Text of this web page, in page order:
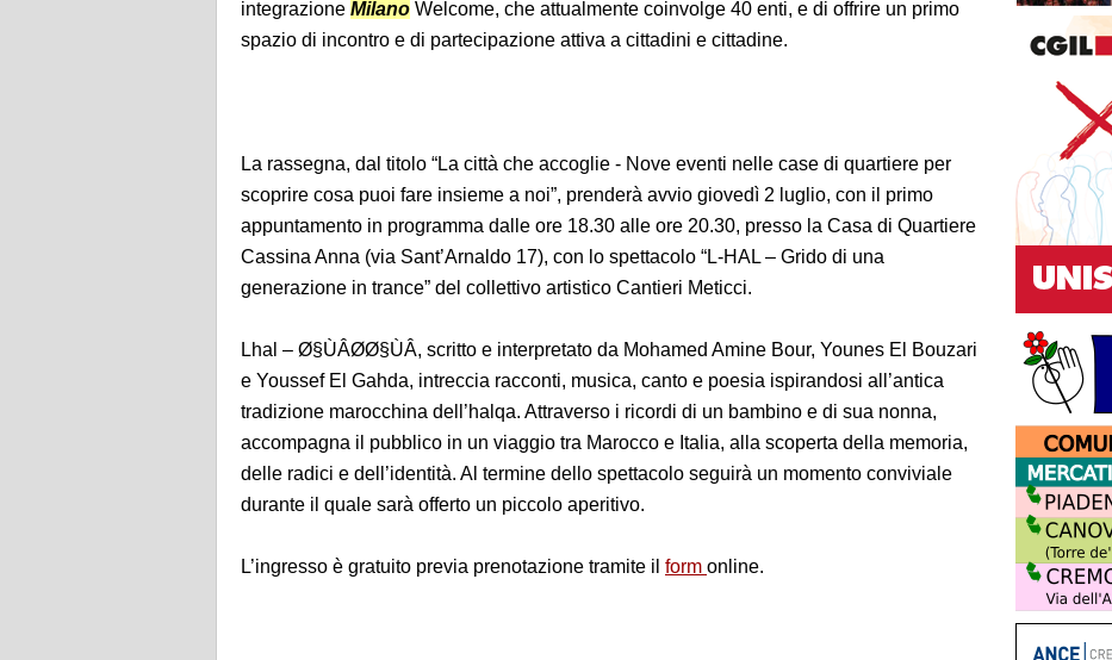
integrazione Milano Welcome, che attualmente coinvolge 40 enti, e di offrire un primo
spazio di incontro e di partecipazione attiva a cittadini e cittadine.
La rassegna, dal titolo “La città che accoglie - Nove eventi nelle case di quartiere per
scoprire cosa puoi fare insieme a noi”, prenderà avvio giovedì 2 luglio, con il primo
appuntamento in programma dalle ore 18.30 alle ore 20.30, presso la Casa di Quartiere
Cassina Anna (via Sant’Arnaldo 17), con lo spettacolo “L-HAL – Grido di una
generazione in trance” del collettivo artistico Cantieri Meticci.
Lhal – Ø§ÙÂØ­Ø§ÙÂ, scritto e interpretato da Mohamed Amine Bour, Younes El Bouzari
e Youssef El Gahda, intreccia racconti, musica, canto e poesia ispirandosi all’antica
tradizione marocchina dell’halqa. Attraverso i ricordi di un bambino e di sua nonna,
accompagna il pubblico in un viaggio tra Marocco e Italia, alla scoperta della memoria,
delle radici e dell’identità. Al termine dello spettacolo seguirà un momento conviviale
durante il quale sarà offerto un piccolo aperitivo.
L’ingresso è gratuito previa prenotazione tramite il form online.